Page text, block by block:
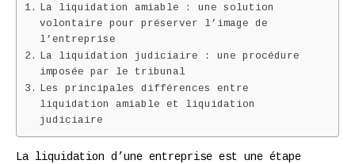
La liquidation amiable : une solution
volontaire pour préserver l’image de
l’entreprise
La liquidation judiciaire : une procédure
imposée par le tribunal
Les principales différences entre
liquidation amiable et liquidation
judiciaire
La liquidation d’une entreprise est une étape